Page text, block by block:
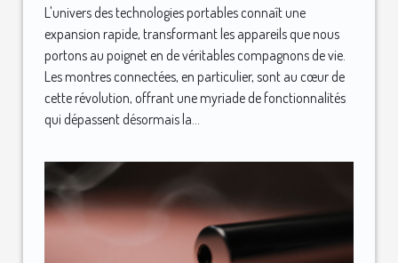
L'univers des technologies portables connaît une
expansion rapide, transformant les appareils que nous
portons au poignet en de véritables compagnons de vie.
Les montres connectées, en particulier, sont au cœur de
cette révolution, offrant une myriade de fonctionnalités
qui dépassent désormais la...